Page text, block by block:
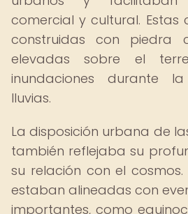
comercial y cultural.
construidas con piedra
elevadas sobre el
inundaciones durante
lluvias.
La disposición urbana de
también reflejaba su
su relación con el
estaban alineadas con
importantes, como